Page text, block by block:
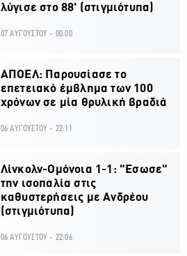
λύγισε στο 88' (στιγμιότυπα)
07 ΑΥΓΟΥΣΤΟΥ - 00:00
ΑΠΟΕΛ: Παρουσίασε το
επετειακό έμβλημα των 100
χρόνων σε μία θρυλική βραδιά
06 ΑΥΓΟΥΣΤΟΥ - 22:11
Λίνκολν-Ομόνοια 1-1: "Εσωσε"
την ισοπαλία στις
καθυστερήσεις με Ανδρέου
(στιγμιότυπα)
06 ΑΥΓΟΥΣΤΟΥ - 22:06